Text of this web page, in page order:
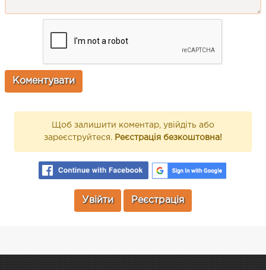
Щоб залишити коментар, увійдіть або
зареєструйтеся. Реєстрація безкоштовна!
Увійти Реєстрація